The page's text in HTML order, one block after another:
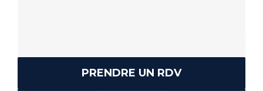
PRENDRE UN RDV